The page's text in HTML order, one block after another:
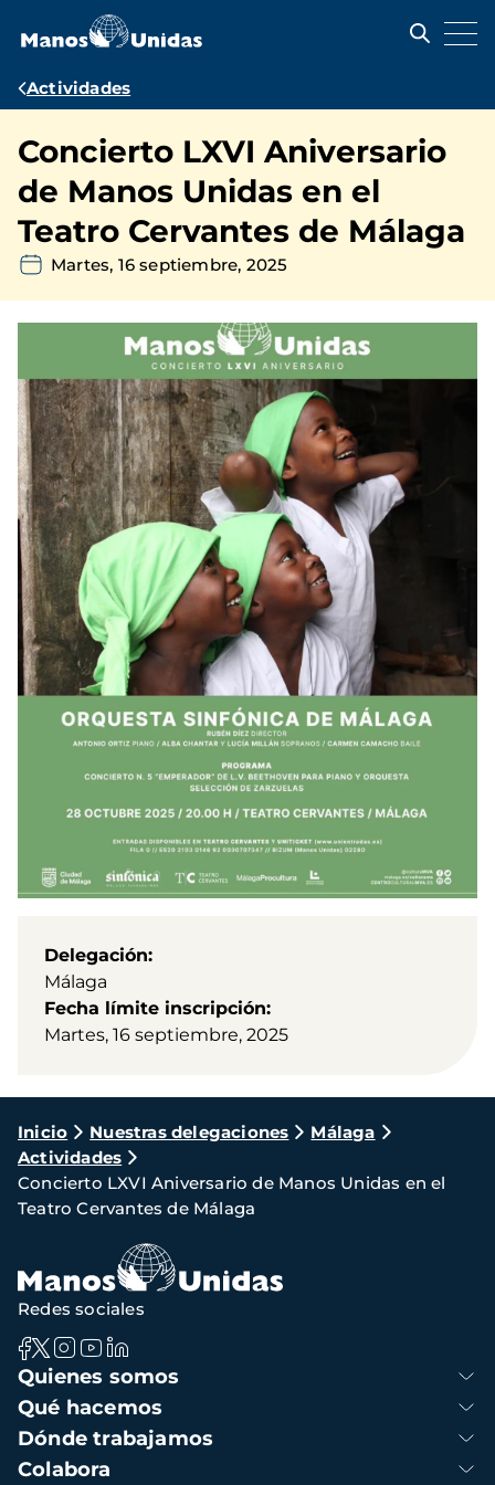
contenido
Ruta
navegación
Actividades
Concierto LXVI Aniversario
de Manos Unidas en el
Teatro Cervantes de Málaga
Martes, 16 septiembre, 2025
Delegación
Málaga
Fecha límite inscripción
Martes, 16 septiembre, 2025
Ruta
de
navegación
Inicio Nuestras delegaciones
Málaga
Actividades
Concierto LXVI Aniversario de Manos Unidas en el
Teatro Cervantes de Málaga
Navegación
principal
Quienes somos
Qué hacemos
Dónde trabajamos
Colabora
Redes sociales